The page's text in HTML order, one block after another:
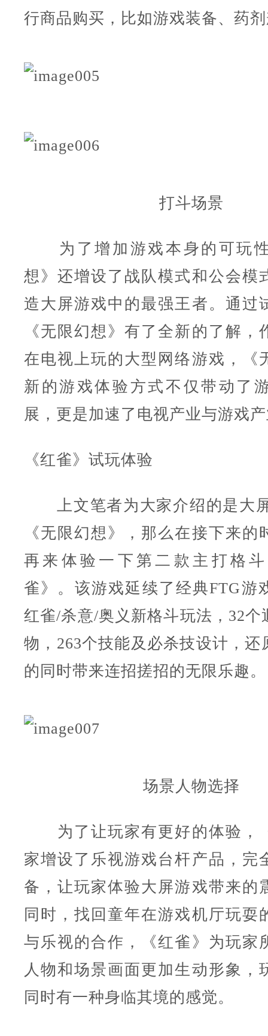
行商品购买，比如游戏装备、药
打斗场景
为了增加游戏本身的可玩
想》还增设了战队模式和公会模
造大屏游戏中的最强王者。通过
《无限幻想》有了全新的了解，
在电视上玩的大型网络游戏，《
新的游戏体验方式不仅带动了
展，更是加速了电视产业与游戏
《红雀》试玩体验
上文笔者为大家介绍的是大
《无限幻想》，那么在接下来的
再来体验一下第二款主打格
雀》。该游戏延续了经典FTG游
红雀/杀意/奥义新格斗玩法，32个
物，263个技能及必杀技设计，还
的同时带来连招搓招的无限乐趣。
场景人物选择
为了让玩家有更好的体验，
家增设了乐视游戏台杆产品，完
备，让玩家体验大屏游戏带来的
同时，找回童年在游戏机厅玩耍
与乐视的合作，《红雀》为玩家
人物和场景画面更加生动形象，
同时有一种身临其境的感觉。